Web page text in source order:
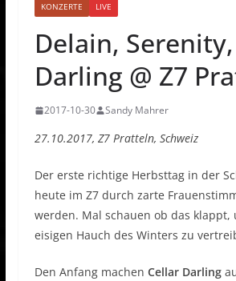
KONZERTE LIVE
Delain,
Darling @ Z7
2017-10-30 Sandy Mahrer
27.10.2017, Z7 Pratteln, Schweiz
Der erste richtige Herbsttag in der
heute im Z7 durch zarte
werden. Mal schauen ob das klappt,
eisigen Hauch des Winters zu
Den Anfang machen Cellar Darling